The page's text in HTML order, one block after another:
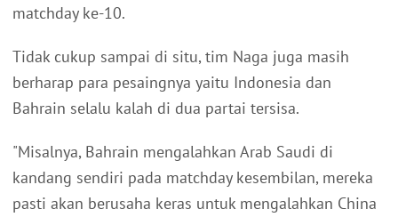
matchday ke-10.
Tidak cukup sampai di situ, tim Naga juga masih
berharap para pesaingnya yaitu Indonesia dan
Bahrain selalu kalah di dua partai tersisa.
"Misalnya, Bahrain mengalahkan Arab Saudi di
kandang sendiri pada matchday kesembilan, mereka
pasti akan berusaha keras untuk mengalahkan China